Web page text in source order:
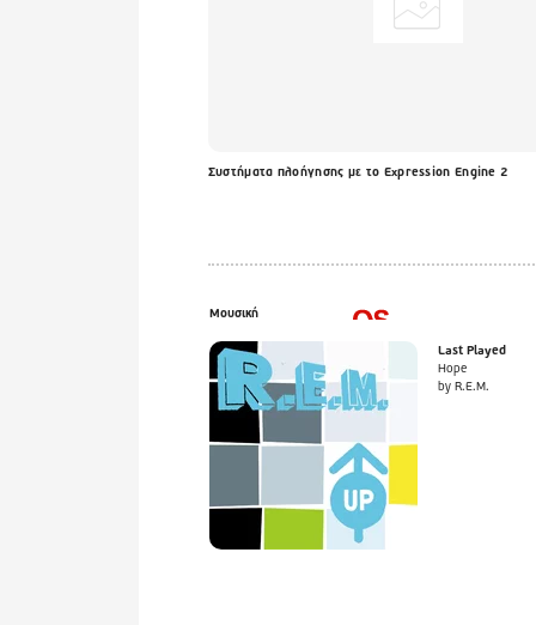
Συστήματα πλοήγησης με το Expression Engine 2
Μουσική
Last Played
Hope
by R.E.M.